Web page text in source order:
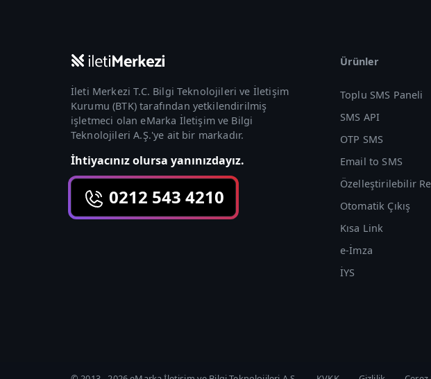
İleti Merkezi T.C. Bilgi Teknolojileri ve İletişim
Kurumu (BTK) tarafından yetkilendirilmiş
işletmeci olan eMarka İletişim ve Bilgi
Teknolojileri A.Ş.'ye ait bir markadır.
İhtiyacınız olursa yanınızdayız.
0212 543 4210
Ürünler
Toplu SMS Paneli
SMS API
OTP SMS
Email to SMS
Özelleştirilebilir
Otomatik Çıkış
Kısa Link
e-İmza
İYS